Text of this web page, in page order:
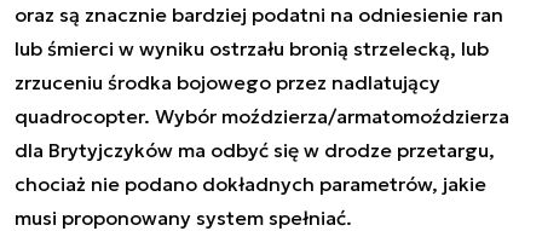
oraz są znacznie bardziej podatni na odniesienie ran
lub śmierci w wyniku ostrzału bronią strzelecką, lub
zrzuceniu środka bojowego przez nadlatujący
quadrocopter. Wybór moździerza/armatomoździerza
dla Brytyjczyków ma odbyć się w drodze przetargu,
chociaż nie podano dokładnych parametrów, jakie
musi proponowany system spełniać.